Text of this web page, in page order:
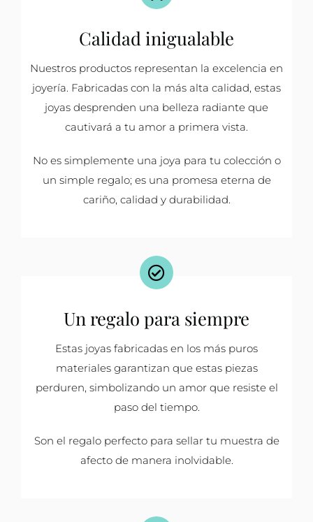
Calidad inigualable
Nuestros productos representan la excelencia en
joyería. Fabricadas con la más alta calidad, estas
joyas desprenden una belleza radiante que
cautivará a tu amor a primera vista.
No es simplemente una joya para tu colección o
un simple regalo; es una promesa eterna de
cariño, calidad y durabilidad.
Un regalo para siempre
Estas joyas fabricadas en los más puros
materiales garantizan que estas piezas
perduren, simbolizando un amor que resiste el
paso del tiempo.
Son el regalo perfecto para sellar tu muestra de
afecto de manera inolvidable.